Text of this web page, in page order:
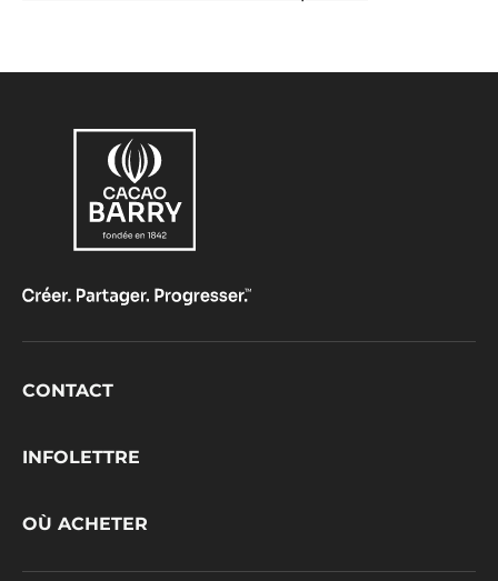
Footer
CONTACT
INFOLETTRE
OÙ ACHETER